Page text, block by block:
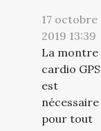
17 octobre
2019 13:39
La montre
cardio GPS
est
nécessaire
pour tout